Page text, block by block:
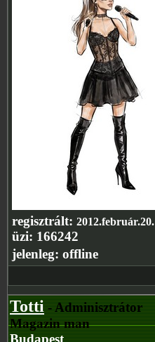
regisztrált: 2012.február.20.
üzi: 166242
jelenleg: offline
Totti- Adminisztrátor
Magazin man
Budapest